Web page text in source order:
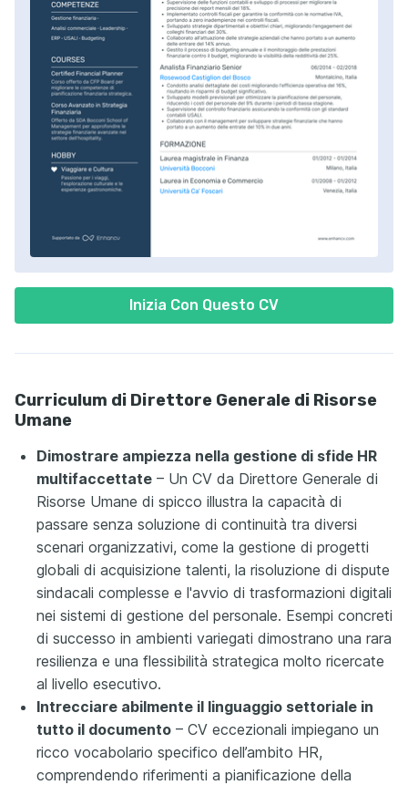
Inizia Con Questo CV
Curriculum di Direttore Generale di Risorse
Umane
Dimostrare ampiezza nella gestione di sfide HR
multifaccettate – Un CV da Direttore Generale di
Risorse Umane di spicco illustra la capacità di
passare senza soluzione di continuità tra diversi
scenari organizzativi, come la gestione di progetti
globali di acquisizione talenti, la risoluzione di dispute
sindacali complesse e l'avvio di trasformazioni digitali
nei sistemi di gestione del personale. Esempi concreti
di successo in ambienti variegati dimostrano una rara
resilienza e una flessibilità strategica molto ricercate
al livello esecutivo.
Intrecciare abilmente il linguaggio settoriale in
tutto il documento – CV eccezionali impiegano un
ricco vocabolario specifico dell’ambito HR,
comprendendo riferimenti a pianificazione della